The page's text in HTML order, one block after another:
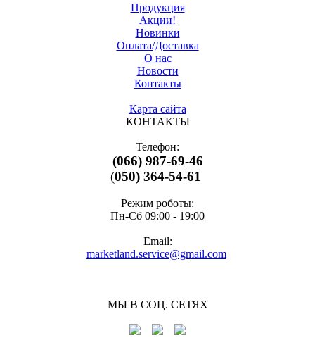
Продукция
Акции!
Новинки
Оплата/Доставка
О нас
Новости
Контакты
Карта сайта
КОНТАКТЫ
Телефон:
(066) 987-69-46
(050) 364-54-61
Режим роботы:
Пн-Cб 09:00 - 19:00
Email:
marketland.service@gmail.com
МЫ В СОЦ. СЕТЯХ